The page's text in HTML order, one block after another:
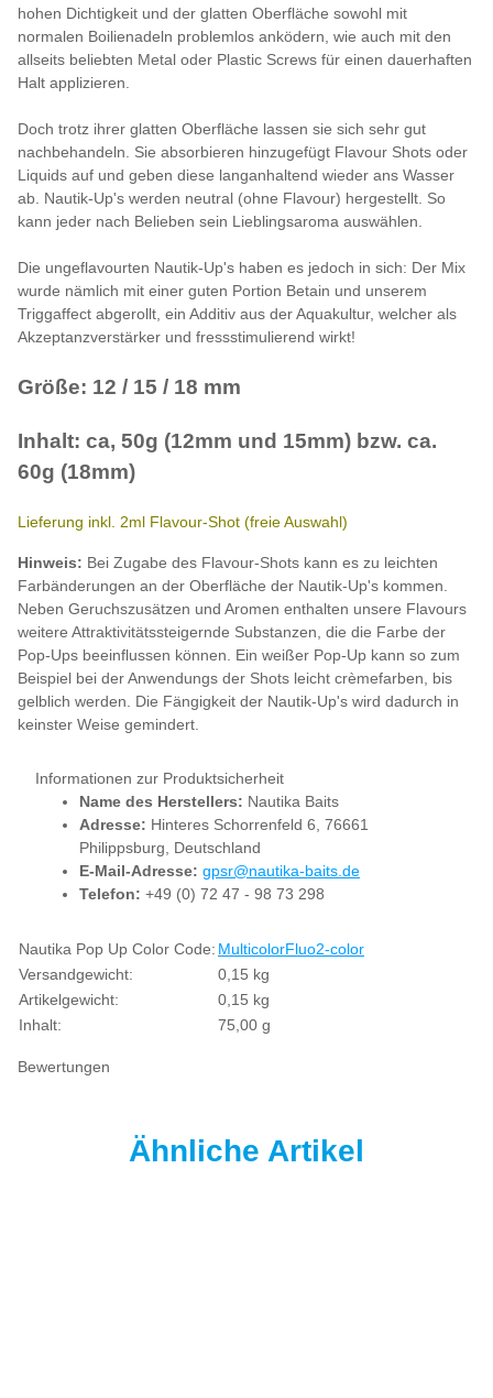
hohen Dichtigkeit und der glatten Oberfläche sowohl mit
normalen Boilienadeln problemlos anködern, wie auch mit den
allseits beliebten Metal oder Plastic Screws für einen dauerhaften
Halt applizieren.
Doch trotz ihrer glatten Oberfläche lassen sie sich sehr gut
nachbehandeln. Sie absorbieren hinzugefügt Flavour Shots oder
Liquids auf und geben diese langanhaltend wieder ans Wasser
ab. Nautik-Up's werden neutral (ohne Flavour) hergestellt. So
kann jeder nach Belieben sein Lieblingsaroma auswählen.
Die ungeflavourten Nautik-Up's haben es jedoch in sich: Der Mix
wurde nämlich mit einer guten Portion Betain und unserem
Triggaffect abgerollt, ein Additiv aus der Aquakultur, welcher als
Akzeptanzverstärker und fressstimulierend wirkt!
Größe: 12 / 15 / 18 mm
Inhalt: ca, 50g (12mm und 15mm) bzw. ca.
60g (18mm)
Lieferung inkl. 2ml Flavour-Shot (freie Auswahl)
Hinweis: Bei Zugabe des Flavour-Shots kann es zu leichten
Farbänderungen an der Oberfläche der Nautik-Up's kommen.
Neben Geruchszusätzen und Aromen enthalten unsere Flavours
weitere Attraktivitätssteigernde Substanzen, die die Farbe der
Pop-Ups beeinflussen können. Ein weißer Pop-Up kann so zum
Beispiel bei der Anwendungs der Shots leicht crèmefarben, bis
gelblich werden. Die Fängigkeit der Nautik-Up's wird dadurch in
keinster Weise gemindert.
Informationen zur Produktsicherheit
Name des Herstellers: Nautika Baits
Adresse: Hinteres Schorrenfeld 6, 76661
Philippsburg, Deutschland
E-Mail-Adresse: gpsr@nautika-baits.de
Telefon: +49 (0) 72 47 - 98 73 298
Produkteigenschaft
Wert
Nautika Pop Up Color Code: MulticolorFluo2-color
Versandgewicht:
0,15 kg
Artikelgewicht:
0,15 kg
Inhalt:
75,00 g
Bewertungen
Ähnliche Artikel